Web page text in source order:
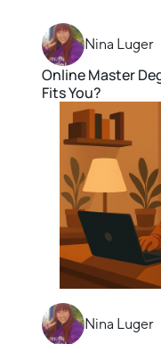
Nina Luger
Online Master
Fits You?
Nina Luger